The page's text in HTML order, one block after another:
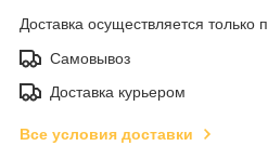
Доставка осуществляется только
Самовывоз
Доставка курьером
Все условия доставки